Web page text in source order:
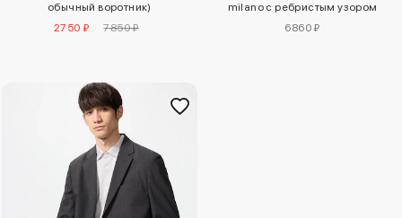
обычный воротник)
2750 ₽
7850 ₽
milano с ребристым узором
6860 ₽